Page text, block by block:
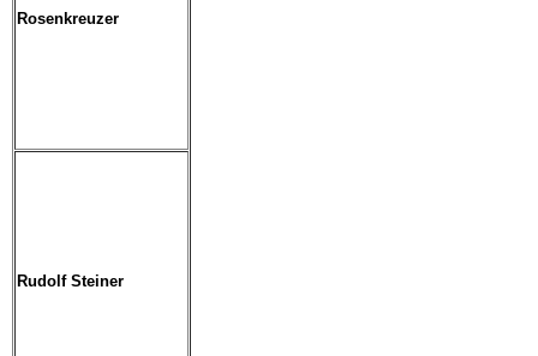
Rosenkreuzer
Rudolf Steiner